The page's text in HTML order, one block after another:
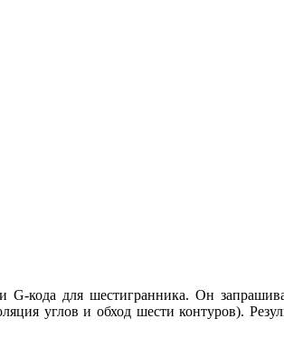
G-кода для шестигранника. Он
углов и обход шести контуров).